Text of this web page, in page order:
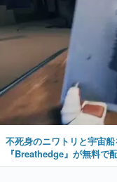
不死身のニワトリと宇宙
『Breathedge』が無料で